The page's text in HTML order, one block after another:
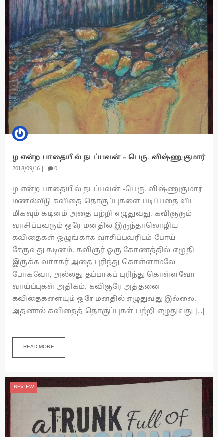
ழ என்ற பாதையில் நடப்பவன் – பெரு. விஷ்ணுகுமார்
2018 09 16 0
ழ என்ற பாதையில் நடப்பவன் -பெரு. விஷ்ணுகுமார்
மணல்வீடு கவிதை தொகுப்புகளை படிப்பதை விட
மிகவும் கடினம் அதை பற்றி எழுதுவது. கவிஞரும்
வாசிப்பவரும் ஒரே மனதில் இருந்தாலொழிய
கவிதைகள் ஒழுங்காக வாசிப்பவரிடம் போய்
சேருவது கடினம். கவிஞர் ஒரு கோணத்தில் எழுதி
இருக்க வாசகர் அதை புரிந்து கொள்ளாமலே
போகவோ, அல்லது தப்பாகப் புரிந்து கொள்ளவோ
வாய்ப்புகள் அதிகம். கவிஞரே அத்தனை
கவிதைகளையும் ஒரே மனதில் எழுதுவது இல்லை.
அதனால் கவிதைத் தொகுப்புகள் பற்றி எழுதுவது […]
READ MORE
REVIEW